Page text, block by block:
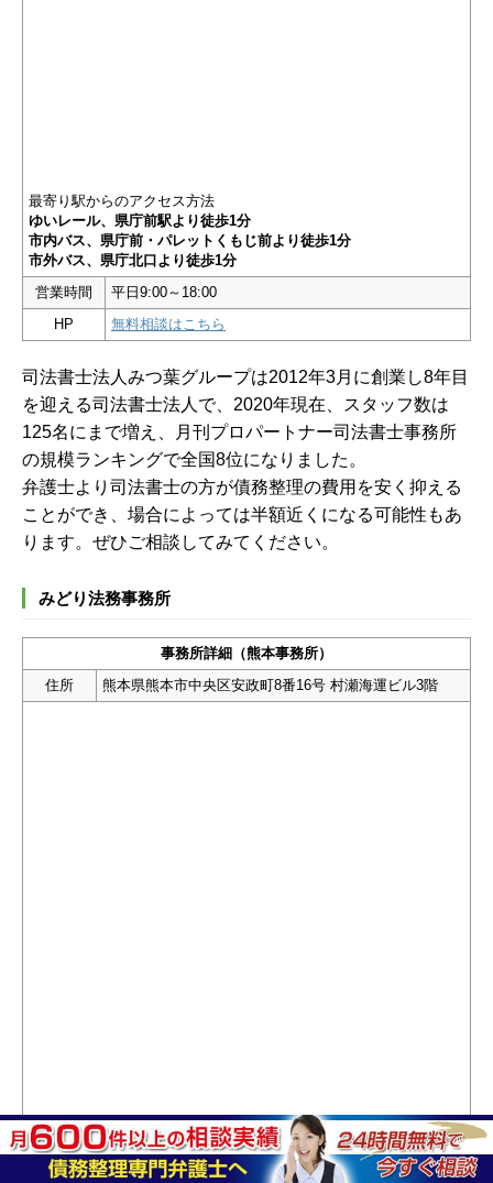
最寄り駅からのアクセス方法
ゆいレール、県庁前駅より徒歩1分
市内バス、県庁前・パレットくもじ前より徒歩1分
市外バス、県庁北口より徒歩1分
営業時間
平日9:00～18:00
HP
無料相談はこちら
司法書士法人みつ葉グループは2012年3月に創業し8年目
を迎える司法書士法人で、2020年現在、スタッフ数は
125名にまで増え、月刊プロパートナー司法書士事務所
の規模ランキングで全国8位になりました。
弁護士より司法書士の方が債務整理の費用を安く抑える
ことができ、場合によっては半額近くになる可能性もあ
ります。ぜひご相談してみてください。
みどり法務事務所
事務所詳細（熊本事務所）
住所
熊本県熊本市中央区安政町8番16号 村瀬海運ビル3階